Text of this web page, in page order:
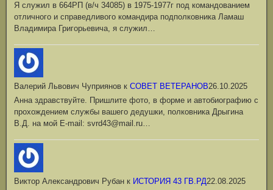
Я служил в 664РП (в/ч 34085) в 1975-1977г под командованием
отличного и справедливого командира подполковника Ламаш
Владимира Григорьевича, я служил…
Валерий Львович Чуприянов к СОВЕТ ВЕТЕРАНОВ26.10.2025
Анна здравствуйте. Пришлите фото, в форме и автобиографию с
прохождением службы вашего дедушки, полковника Дрыгина
В.Д. на мой Е-mail: svrd43@mail.ru…
Виктор Александрович Рубан к ИСТОРИЯ 43 ГВ.РД22.08.2025